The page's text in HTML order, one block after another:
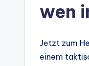
wen
Jetzt zum
einem